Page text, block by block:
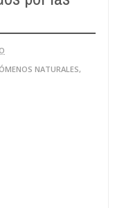
NATURALES,